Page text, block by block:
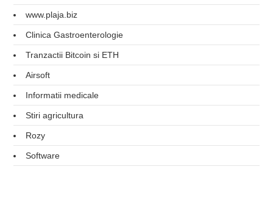
www.plaja.biz
Clinica Gastroenterologie
Tranzactii Bitcoin si ETH
Airsoft
Informatii medicale
Stiri agricultura
Rozy
Software